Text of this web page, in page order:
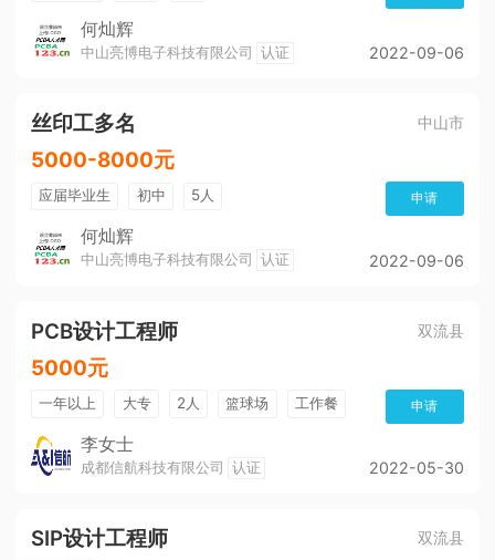
何灿辉
中山亮博电子科技有限公司 认证 2022-09-06
丝印工多名 中山市
5000-8000元
应届毕业生 初中 5人 申请
何灿辉
中山亮博电子科技有限公司 认证 2022-09-06
PCB设计工程师 双流县
5000元
一年以上 大专 2人 篮球场
工作餐
公费旅游
一金
KTV
晋升制度 培训及职业生涯
申请
李女士
成都信航科技有限公司 认证 2022-05-30
SIP设计工程师 双流县